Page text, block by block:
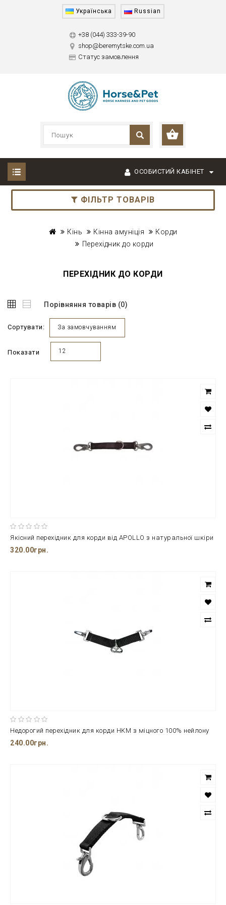
Українська Russian
+38 (044) 333-39-90
shop@beremytske.com.ua
Статус замовлення
ОСОБИСТИЙ КАБІНЕТ
ФІЛЬТР ТОВАРІВ
Кінь Кінна амуніція
Корди
Перехідник до корди
ПЕРЕХІДНИК ДО КОРДИ
Порівняння товарів (0)
Сортувати: За замовчуванням
Показати 12
Якісний перехідник для корди від APOLLO з натуральної шкіри
320.00грн.
Недорогий перехідник для корди HKM з міцного 100% нейлону
240.00грн.